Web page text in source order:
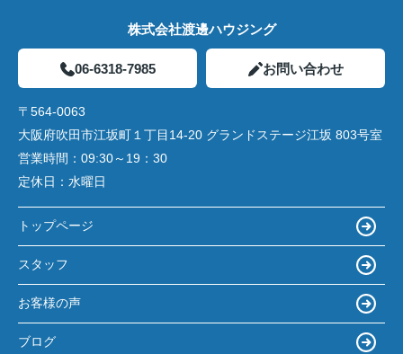
株式会社渡邊ハウジング
06-6318-7985 お問い合わせ
〒564-0063
大阪府吹田市江坂町１丁目14‐20 グランドステージ江坂 803号室
営業時間： 09:30～19：30
定休日： 水曜日
トップページ
スタッフ
お客様の声
ブログ